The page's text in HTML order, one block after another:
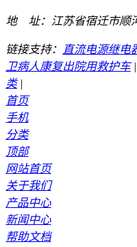
地 址：江苏省宿迁市顺
链接支持： 直流电源继电
卫病人康复出院用救护车|
类|
首页
手机
分类
顶部
网站首页
关于我们
产品中心
新闻中心
帮助文档